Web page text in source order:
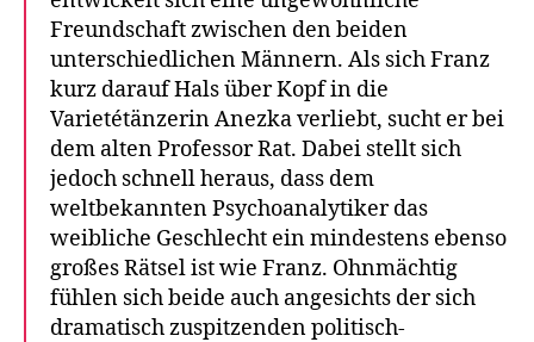
Freundschaft zwischen den beiden
unterschiedlichen Männern. Als sich Franz
kurz darauf Hals über Kopf in die
Varietétänzerin Anezka verliebt, sucht er bei
dem alten Professor Rat. Dabei stellt sich
jedoch schnell heraus, dass dem
weltbekannten Psychoanalytiker das
weibliche Geschlecht ein mindestens ebenso
großes Rätsel ist wie Franz. Ohnmächtig
fühlen sich beide auch angesichts der sich
dramatisch zuspitzenden politisch-